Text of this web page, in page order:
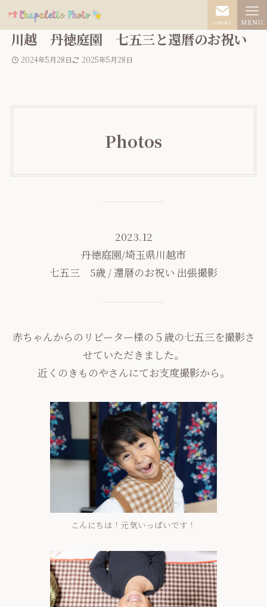
contact ＭＥＮＵ
川越 丹徳庭園 七五三と還暦のお祝い
2024年5月28日 2025年5月28日
Photos
2023.12
丹徳庭園/埼玉県川越市
七五三 5歳 / 還暦のお祝い 出張撮影
赤ちゃんからのリピーター様の５歳の七五三を撮影さ
せていただきました。
近くのきものやさんにてお支度撮影から。
こんにちは！元気いっぱいです！